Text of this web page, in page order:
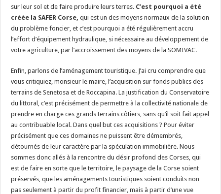
sur leur sol et de faire produire leurs terres. C’est pourquoi a été
créée la SAFER Corse, qui est un des moyens normaux de la solution
du problème foncier, et c’est pourquoi a été régulièrement accru
l’effort d’équipement hydraulique, si nécessaire au développement de
votre agriculture, par l’accroissement des moyens de la SOMIVAC.
Enfin, parlons de l’aménagement touristique. J’ai cru comprendre que
vous critiquiez, monsieur le maire, l’acquisition sur fonds publics des
terrains de Senetosa et de Roccapina. La justification du Conservatoire
du littoral, c’est précisément de permettre à la collectivité nationale de
prendre en charge ces grands terrains côtiers, sans qu’il soit fait appel
au contribuable local. Dans quel but ces acquisitions ? Pour éviter
précisément que ces domaines ne puissent être démembrés,
détournés de leur caractère par la spéculation immobilière. Nous
sommes donc allés à la rencontre du désir profond des Corses, qui
est de faire en sorte que le territoire, le paysage de la Corse soient
préservés, que les aménagements touristiques soient conduits non
pas seulement à partir du profit financier, mais à partir d’une vue